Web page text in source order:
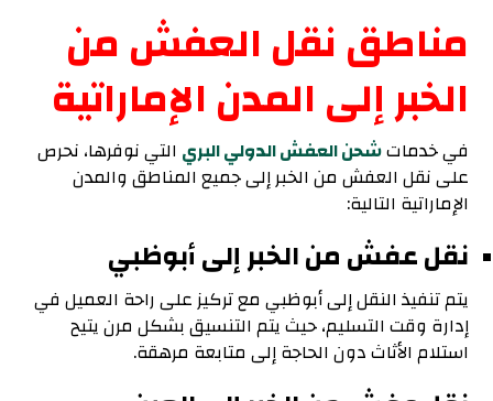
مناطق نقل العفش من
الخبر إلى المدن الإماراتية
في خدماتشحن العفش الدولي البري التي نوفرها، نحرص
على نقل العفش من الخبر إلى جميع المناطق والمدن
الإماراتية التالية:
نقل عفش من الخبر إلى أبوظبي
يتم تنفيذ النقل إلى أبوظبي مع تركيز على راحة العميل في
إدارة وقت التسليم، حيث يتم التنسيق بشكل مرن يتيح
استلام الأثاث دون الحاجة إلى متابعة مرهقة.